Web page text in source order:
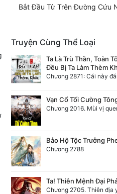
Bắt Đầu Từ Trên Đường Cứu
Truyện Cùng Thể Loại
Ta Là Trù Thần, Toàn
Đều Bị Ta Làm Thèm
Vạn Cổ Tối Cường
Chương 2016. Mùi vị
Bảo Hộ Tộc Trưởng
Chương 2788
Ta! Thiên Mệnh Đại
Chương 2705. Thiên địa